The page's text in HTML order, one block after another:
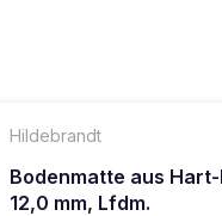
Hildebrandt
Bodenmatte aus Hart-
12,0 mm, Lfdm.